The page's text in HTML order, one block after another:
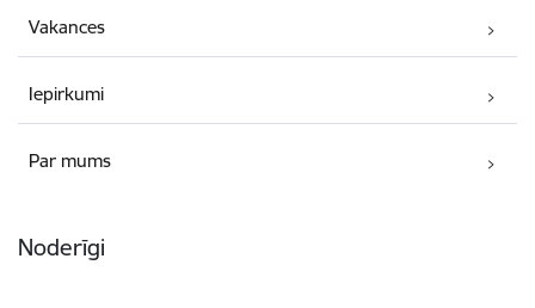
Vakances
Iepirkumi
Par mums
Noderīgi